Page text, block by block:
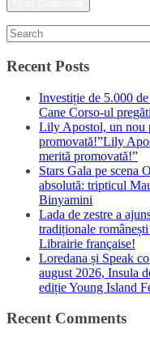
Recent Posts
Investiție de 5.000
Cane Corso-ul
Lily Apostol, un nou
promovată!”Lily
merită promovată!”
Stars Gala pe scena
absolută: tripticul
Binyamini
Lada de zestre a
tradiționale
Librairie française!
Loredana și Speak
august 2026, Insula
ediție Young Island
Recent Comments